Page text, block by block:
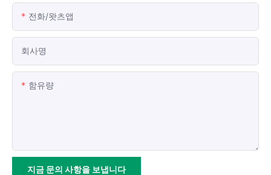
전화/왓츠앱
회사명
함유량
지금 문의 사항을 보냅니다